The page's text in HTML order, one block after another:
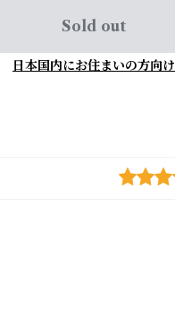
Sold out
日本国内にお住まいの方向け